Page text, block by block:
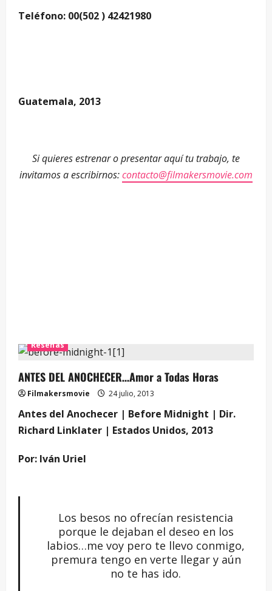
Teléfono: 00(502 ) 42421980
Guatemala, 2013
Si quieres estrenar o presentar aquí tu trabajo, te
invitamos a escribirnos:contacto@filmakersmovie.com
Reseñas
ANTES DEL ANOCHECER…Amor a Todas Horas
Filmakersmovie 24 julio, 2013
Antes del Anochecer | Before Midnight | Dir.
Richard Linklater | Estados Unidos, 2013
Por: Iván Uriel
Los besos no ofrecían resistencia
porque le dejaban el deseo en los
labios…me voy pero te llevo conmigo,
premura tengo en verte llegar y aún
no te has ido.